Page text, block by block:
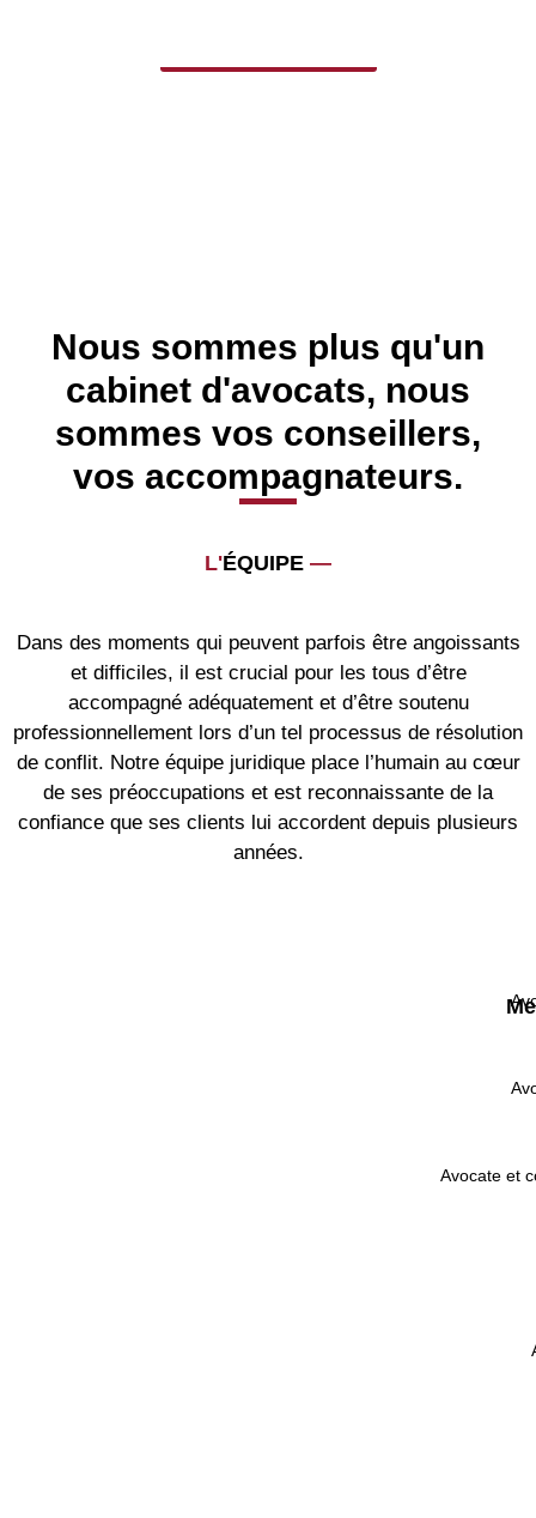
Nous sommes plus qu'un
cabinet d'avocats, nous
sommes vos conseillers,
vos accompagnateurs.
L'ÉQUIPE —
Dans des moments qui peuvent parfois être angoissants
et difficiles, il est crucial pour les tous d’être
accompagné adéquatement et d’être soutenu
professionnellement lors d’un tel processus de résolution
de conflit. Notre équipe juridique place l’humain au cœur
de ses préoccupations et est reconnaissante de la
confiance que ses clients lui accordent depuis plusieurs
années.
Avocate et